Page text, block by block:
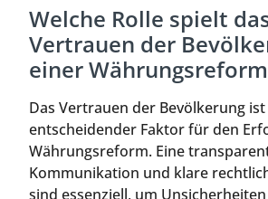
Welche Rolle spielt
Vertrauen der
einer
Das Vertrauen der Bevölkerung ist
entscheidender Faktor für den
Währungsreform. Eine
Kommunikation und klare
sind essenziell, um